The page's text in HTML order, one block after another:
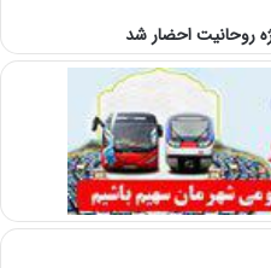
روحانیت احضار شد